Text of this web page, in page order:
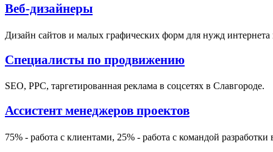
Веб-дизайнеры
Дизайн сайтов и малых графических форм для нужд интернета
Специалисты по продвижению
SEO, PPC, таргетированная реклама в соцсетях в Славгороде.
Ассистент менеджеров проектов
75% - работа с клиентами, 25% - работа с командой разработки